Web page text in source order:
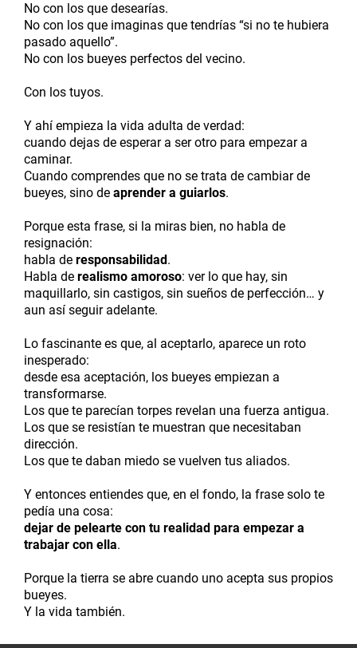
No con los que desearías.
No con los que imaginas que tendrías “si no te hubiera
pasado aquello”.
No con los bueyes perfectos del vecino.
Con los tuyos.
Y ahí empieza la vida adulta de verdad:
cuando dejas de esperar a ser otro para empezar a
caminar.
Cuando comprendes que no se trata de cambiar de
bueyes, sino de aprender a guiarlos.
Porque esta frase, si la miras bien, no habla de
resignación:
habla de responsabilidad .
Habla de realismo amoroso: ver lo que hay, sin
maquillarlo, sin castigos, sin sueños de perfección… y
aun así seguir adelante.
Lo fascinante es que, al aceptarlo, aparece un roto
inesperado:
desde esa aceptación, los bueyes empiezan a
transformarse.
Los que te parecían torpes revelan una fuerza antigua.
Los que se resistían te muestran que necesitaban
dirección.
Los que te daban miedo se vuelven tus aliados.
Y entonces entiendes que, en el fondo, la frase solo te
pedía una cosa:
dejar de pelearte con tu realidad para empezar a
trabajar con ella.
Porque la tierra se abre cuando uno acepta sus propios
bueyes.
Y la vida también.